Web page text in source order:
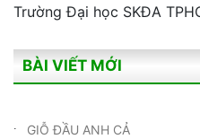
Trường Đại học SKĐA
BÀI VIẾT MỚI
GIỖ ĐẦU ANH CẢ